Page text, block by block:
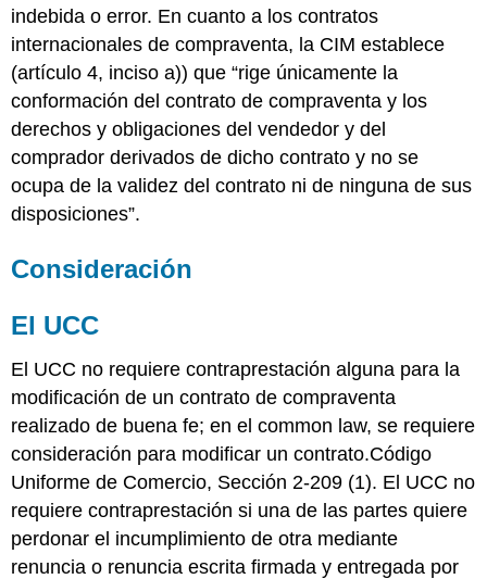
indebida o error. En cuanto a los contratos
internacionales de compraventa, la CIM establece
(artículo 4, inciso a)) que “rige únicamente la
conformación del contrato de compraventa y los
derechos y obligaciones del vendedor y del
comprador derivados de dicho contrato y no se
ocupa de la validez del contrato ni de ninguna de sus
disposiciones”.
Consideración
El UCC
El UCC no requiere contraprestación alguna para la
modificación de un contrato de compraventa
realizado de buena fe; en el common law, se requiere
consideración para modificar un contrato.Código
Uniforme de Comercio, Sección 2-209 (1). El UCC no
requiere contraprestación si una de las partes quiere
perdonar el incumplimiento de otra mediante
renuncia o renuncia escrita firmada y entregada por